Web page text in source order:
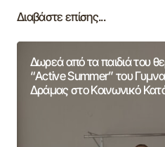
Διαβάστε επίσης...
Δωρεά από τα παιδιά του
“Active Summer” του
Δράμας στο Κοινωνικό